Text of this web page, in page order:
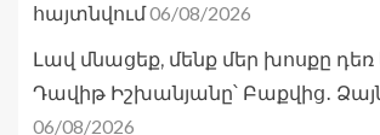
հայտնվում06/08/2026
Լավ մնացեք, մենք մեր խոսքը դեռ
Դավիթ Իշխանյանը՝ Բաքվից․
06/08/2026